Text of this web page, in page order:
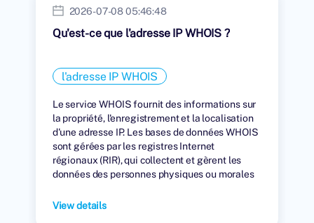
2026-07-08 05:46:48
Qu'est-ce que l'adresse IP WHOIS ?
l'adresse IP WHOIS
Le service WHOIS fournit des informations sur
la propriété, l'enregistrement et la localisation
d'une adresse IP. Les bases de données WHOIS
sont gérées par les registres Internet
régionaux (RIR), qui collectent et gèrent les
données des personnes physiques ou morales
View details